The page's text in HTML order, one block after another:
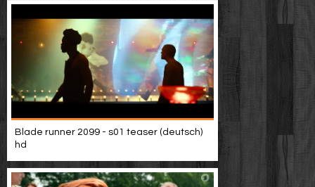
Blade runner 2099 - s01 teaser (deutsch)
hd